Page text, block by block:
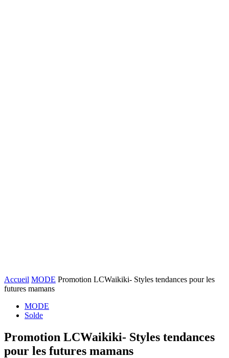
Accueil MODE Promotion LCWaikiki- Styles tendances pour les
futures mamans
MODE
Solde
Promotion LCWaikiki- Styles tendances
pour les futures mamans